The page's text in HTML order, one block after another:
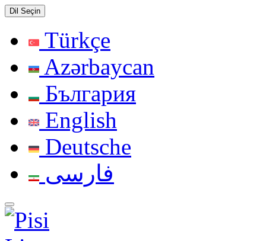
Dil Seçin
Türkçe
Azərbaycan
България
English
Deutsche
فارسی